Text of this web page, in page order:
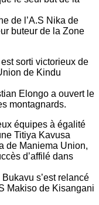
de l’A.S Nika de
buteur de la Zone
sorti victorieux de
de Kindu
Elongo a ouvert le
montagnards.
équipes à égalité
Titiya Kavusa
de Maniema Union,
d’affilé dans
s’est relancé
Makiso de Kisangani